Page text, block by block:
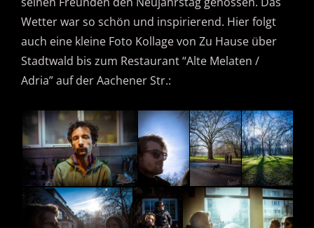
Wetter war so schön und inspirierend. Hier folgt
auch eine kleine Foto Kollage von Zu Hause über
Stadtwald bis zum Restaurant “Alte Melaten /
Adria” auf der Aachener Str.: